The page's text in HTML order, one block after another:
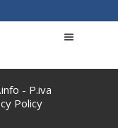
- P.iva
Policy